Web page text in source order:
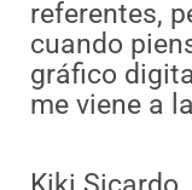
referentes,
cuando
gráfico
me viene a